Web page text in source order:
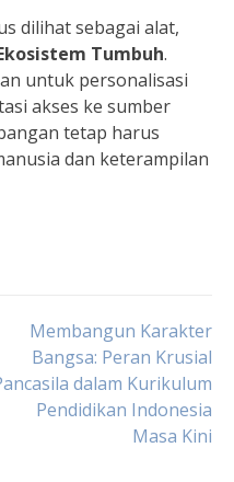
dilihat sebagai alat,
Tumbuh.
untuk personalisasi
akses ke sumber
tetap harus
dan keterampilan
Membangun Karakter
Bangsa: Peran Krusial
dalam Kurikulum
Pendidikan Indonesia
Masa Kini